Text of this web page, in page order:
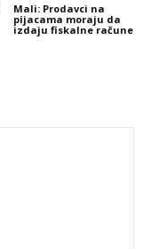
Mali: Prodavci na
pijacama moraju da
izdaju fiskalne račune